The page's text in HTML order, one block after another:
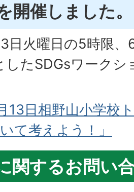
開催しました。
日火曜日の5時限
したSDGsワークシ
13日相野山小学校
て考えよう！」
関するお問い